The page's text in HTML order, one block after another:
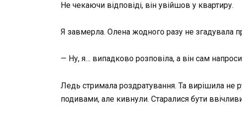
Не чекаючи відповіді, він увійшов у квартиру.
Я завмерла. Олена жодного разу не згадувала
— Ну, я… випадково розповіла, а він сам
Ледь стримала роздратування. Та вирішила не
подивами, але кивнули. Старалися бути